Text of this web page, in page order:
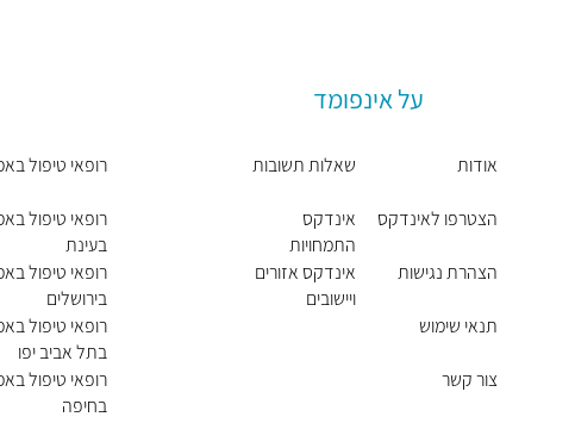
על אינפומד
אודות
הצטרפו לאינדקס
הצהרת נגישות
תנאי שימוש
צור קשר
שאלות תשובות
אינדקס
התמחויות
ראשיות
אינדקס אזורים
ויישובים
רופאי טיפול
רופאי טיפול
בעינת
רופאי טיפול
בירושלים
רופאי טיפול
בתל אביב יפו
רופאי טיפול
בחיפה